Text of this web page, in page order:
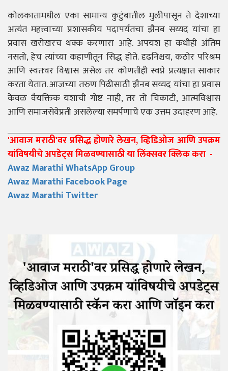
कोलकातामधील एका सामान्य कुटुंबातील मुलीपासून ते देशाच्या
अत्यंत महत्त्वाच्या प्रशासकीय पदापर्यंतचा झैनब सय्यद यांचा हा
प्रवास खरोखरच थक्क करणारा आहे. अपयश हा कधीही अंतिम
नसतो, हेच त्यांच्या कहाणीतून सिद्ध होते. दृढनिश्चय, कठोर परिश्रम
आणि स्वतःवर विश्वास असेल तर कोणतीही स्वप्ने प्रत्यक्षात साकार
करता येतात. आजच्या तरुण पिढीसाठी झैनब सय्यद यांचा हा प्रवास
केवळ वैयक्तिक यशाची गोष्ट नाही, तर तो चिकाटी, आत्मविश्वास
आणि समाजसेवेप्रती असलेल्या समर्पणाचे एक उत्तम उदाहरण आहे.
'आवाज मराठी'वर प्रसिद्ध होणारे लेखन, व्हिडिओज आणि उपक्रम
यांविषयीचे अपडेट्स मिळवण्यासाठी या लिंक्सवर क्लिक करा -
Awaz Marathi WhatsApp Group
Awaz Marathi Facebook Page
Awaz Marathi Twitter